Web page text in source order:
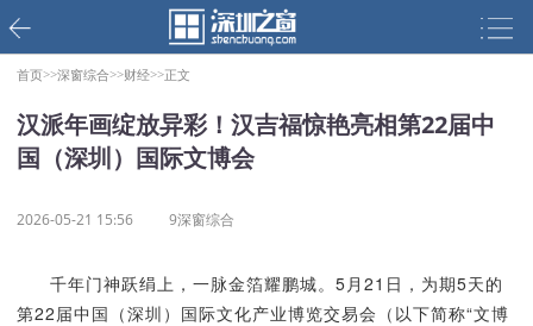
首页>>深窗综合>>财经>>正文
汉派年画绽放异彩！汉吉福惊艳亮相第22届中
国（深圳）国际文博会
2026-05-21 15:56 9深窗综合
千年门神跃绢上，一脉金箔耀鹏城。 5月 21 日，为期5天的
第22届中国（深圳）国际文化产业博览交易会（以下简称“文博